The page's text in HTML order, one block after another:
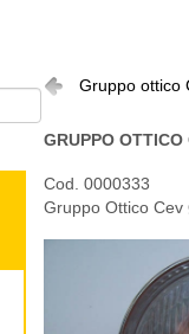
Gruppo ottico
GRUPPO
Cod. 0000333
Gruppo Ottico